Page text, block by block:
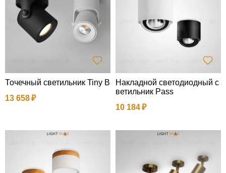
Точечный светильник Tiny B
13 658
Накладной светодиодный с
ветильник Pass
10 184